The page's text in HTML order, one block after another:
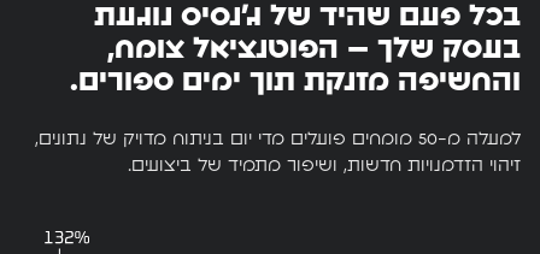
בכל פעם שהיד של ג'נסיס נוגעת
בעסק שלך – הפוטנציאל צומח,
והחשיפה מזנקת תוך ימים ספורים.
למעלה מ-50 מומחים פועלים מדי יום בניתוח מדויק של נתונים,
זיהוי הזדמנויות חדשות, ושיפור מתמיד של ביצועים.